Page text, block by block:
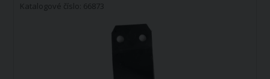
Katalogové číslo: 66873